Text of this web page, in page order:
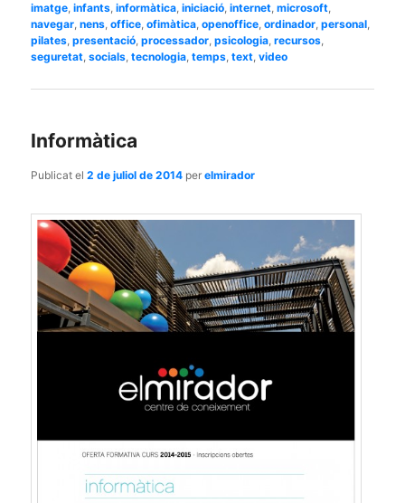
imatge,infants,informàtica,iniciació,internet,microsoft,
navegar,nens,office,ofimàtica,openoffice,ordinador,personal,
pilates,presentació,processador,psicologia,recursos,
seguretat,socials,tecnologia,temps,text,video
Informàtica
Publicat el2 de juliol de 2014 perelmirador